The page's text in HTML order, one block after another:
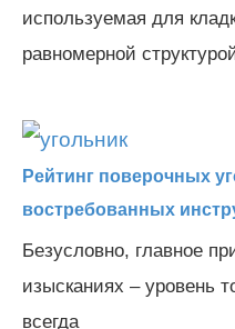
используемая для
равномерной
Рейтинг поверочных
востребованных
Безусловно, главное
изысканиях – уровень
всегда